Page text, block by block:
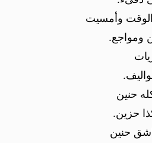
وأمسيت
ومواجع.
حنين
حزين.
حنين